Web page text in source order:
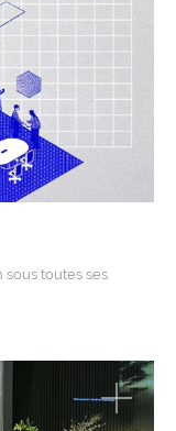
sous toutes ses